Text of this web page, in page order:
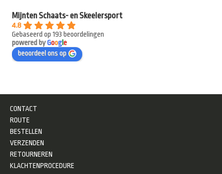
Mijnten Schaats- en Skeelersport
4.8
Gebaseerd op 193 beoordelingen
powered byGooge
beoordeel ons op
CONTACT
ROUTE
BESTELLEN
VERZENDEN
RETOURNEREN
KLACHTENPROCEDURE